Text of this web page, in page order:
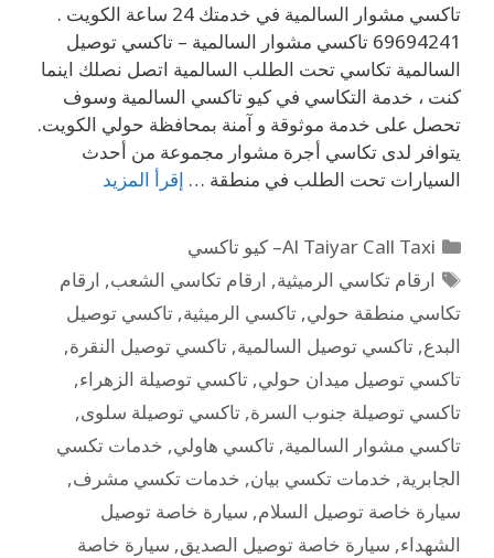
تاكسي مشوار السالمية في خدمتك 24 ساعة الكويت .
69694241 تاكسي مشوار السالمية – تاكسي توصيل
السالمية تكاسي تحت الطلب السالمية اتصل نصلك اينما
كنت ، خدمة التكاسي في كيو تاكسي السالمية وسوف
تحصل على خدمة موثوقة و آمنة بمحافظة حولي الكويت.
يتوافر لدى تكاسي أجرة مشوار مجموعة من أحدث
السيارات تحت الطلب في منطقة … إقرأ المزيد
Al Taiyar Call Taxi– كيو تاكسي
ارقام تكاسي الرميثية, ارقام تكاسي الشعب, ارقام
تكاسي منطقة حولي, تاكسي الرميثية, تاكسي توصيل
البدع, تاكسي توصيل السالمية, تاكسي توصيل النقرة,
تاكسي توصيل ميدان حولي, تاكسي توصيلة الزهراء,
تاكسي توصيلة جنوب السرة, تاكسي توصيلة سلوى,
تاكسي مشوار السالمية, تاكسي هاولي, خدمات تكسي
الجابرية, خدمات تكسي بيان, خدمات تكسي مشرف,
سيارة خاصة توصيل السلام, سيارة خاصة توصيل
الشهداء, سيارة خاصة توصيل الصديق, سيارة خاصة